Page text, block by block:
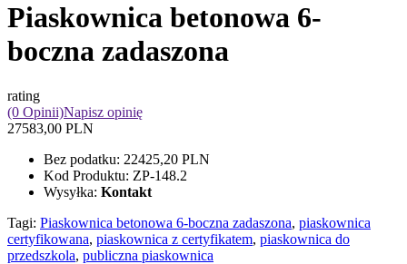
Piaskownica betonowa 6-
boczna zadaszona
rating
(0 Opinii)Napisz opinię
27583,00 PLN
Bez podatku: 22425,20 PLN
Kod Produktu: ZP-148.2
Wysyłka: Kontakt
Tagi: Piaskownica betonowa 6-boczna zadaszona, piaskownica
certyfikowana, piaskownica z certyfikatem, piaskownica do
przedszkola, publiczna piaskownica